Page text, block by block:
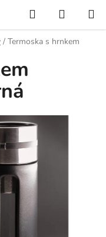
Hledat
KOŠÍK
/ Termoska s hrnkem